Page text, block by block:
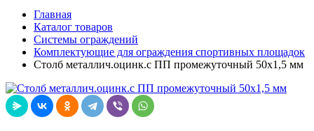
Главная
Каталог товаров
Системы ограждений
Комплектующие для ограждения спортивных площадок
Столб металлич.оцинк.с ПП промежуточный 50х1,5 мм